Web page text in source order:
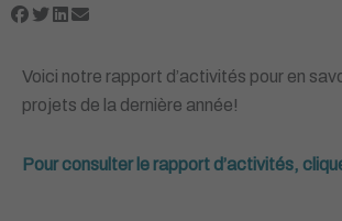
Voici notre rapport d’activités pour en
projets de la dernière année!
Pour consulter le rapport d’activités,